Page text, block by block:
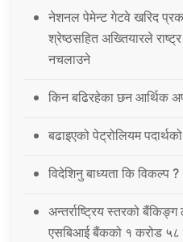
नेशनल पेमेन्ट गेटवे खरिद
श्रेष्ठसहित अख्तियारले
नचलाउने
किन बढिरहेका छन आर्थिक
बढाइएको पेट्रोलियम
विदेशिनु बाध्यता कि विकल्प ?
अन्तर्राष्ट्रिय स्तरको
एसबिआई बैंकको १ करोड ५८